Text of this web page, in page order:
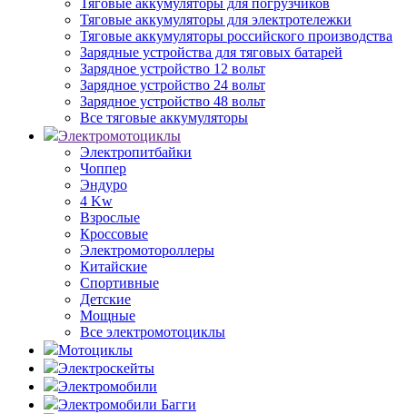
Тяговые аккумуляторы для погрузчиков
Тяговые аккумуляторы для электротележки
Тяговые аккумуляторы российского производства
Зарядные устройства для тяговых батарей
Зарядное устройство 12 вольт
Зарядное устройство 24 вольт
Зарядное устройство 48 вольт
Все тяговые аккумуляторы
Электромотоциклы
Электропитбайки
Чоппер
Эндуро
4 Kw
Взрослые
Кроссовые
Электромотороллеры
Китайские
Спортивные
Детские
Мощные
Все электромотоциклы
Мотоциклы
Электроскейты
Электромобили
Электромобили Багги